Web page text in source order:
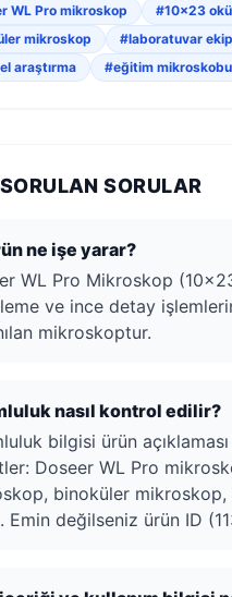
WL Pro mikroskop #10x23
mikroskop
#laboratuvar
araştırma
#eğitim mikroskobu
SORULAR
ne işe yarar?
WL Pro Mikroskop
ve ince detay
mikroskoptur.
nasıl kontrol edilir?
bilgisi ürün
Doseer WL Pro
binoküler
Emin değilseniz ürün ID